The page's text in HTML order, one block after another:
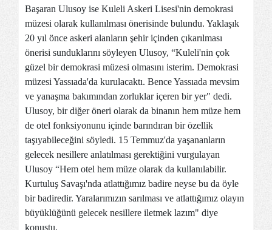
Başaran Ulusoy ise Kuleli Askeri Lisesi'nin demokrasi
müzesi olarak kullanılması önerisinde bulundu. Yaklaşık
20 yıl önce askeri alanların şehir içinden çıkarılması
önerisi sunduklarını söyleyen Ulusoy, “Kuleli'nin çok
güzel bir demokrasi müzesi olmasını isterim. Demokrasi
müzesi Yassıada'da kurulacaktı. Bence Yassıada mevsim
ve yanaşma bakımından zorluklar içeren bir yer" dedi.
Ulusoy, bir diğer öneri olarak da binanın hem müze hem
de otel fonksiyonunu içinde barındıran bir özellik
taşıyabileceğini söyledi. 15 Temmuz'da yaşananların
gelecek nesillere anlatılması gerektiğini vurgulayan
Ulusoy “Hem otel hem müze olarak da kullanılabilir.
Kurtuluş Savaşı'nda atlattığımız badire neyse bu da öyle
bir badiredir. Yaralarımızın sarılması ve atlattığımız olayın
büyüklüğünü gelecek nesillere iletmek lazım" diye
konuştu.